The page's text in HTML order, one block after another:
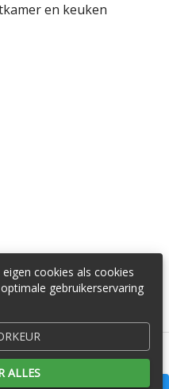
en keuken
cookies als cookies
gebruikerservaring
ALLES